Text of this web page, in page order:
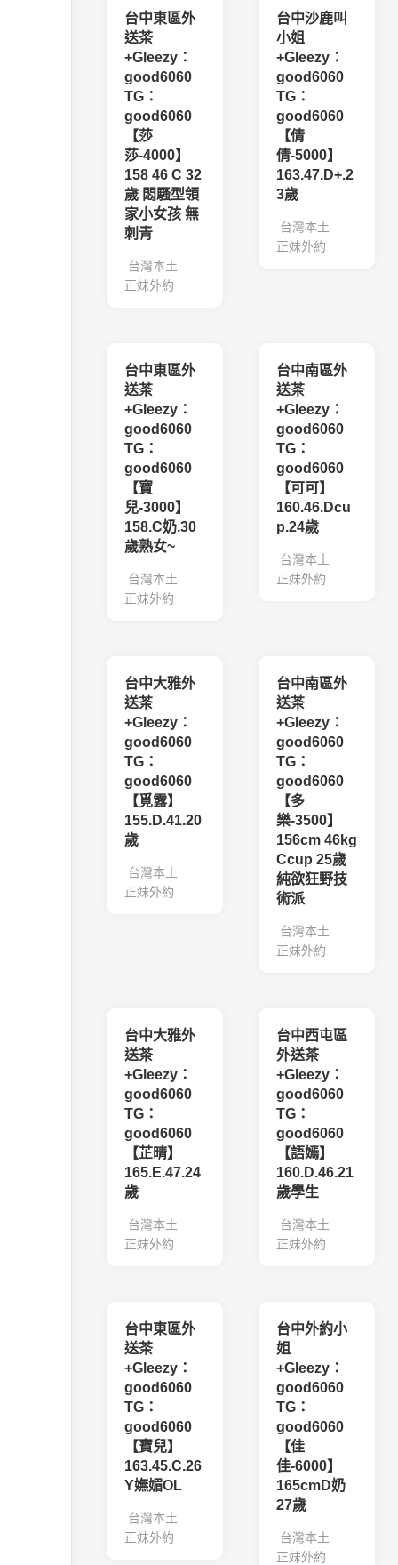
台中東區外
送茶
+Gleezy：
good6060
TG：
good6060
【莎
莎-4000】
158 46 C 32
歲 悶騷型領
家小女孩 無
刺青
台灣本土
正妹外約
台中沙鹿叫
小姐
+Gleezy：
good6060
TG：
good6060
【倩
倩-5000】
163.47.D+.2
3歲
台灣本土
正妹外約
台中東區外
送茶
+Gleezy：
good6060
TG：
good6060
【寶
兒-3000】
158.C奶.30
歲熟女~
台灣本土
正妹外約
台中南區外
送茶
+Gleezy：
good6060
TG：
good6060
【可可】
160.46.Dcu
p.24歲
台灣本土
正妹外約
台中大雅外
送茶
+Gleezy：
good6060
TG：
good6060
【覓露】
155.D.41.20
歲
台灣本土
正妹外約
台中南區外
送茶
+Gleezy：
good6060
TG：
good6060
【多
樂-3500】
156cm 46kg
Ccup 25歲
純欲狂野技
術派
台灣本土
正妹外約
台中大雅外
送茶
+Gleezy：
good6060
TG：
good6060
【芷晴】
165.E.47.24
歲
台灣本土
正妹外約
台中西屯區
外送茶
+Gleezy：
good6060
TG：
good6060
【語嫣】
160.D.46.21
歲學生
台灣本土
正妹外約
台中東區外
送茶
+Gleezy：
good6060
TG：
good6060
【寶兒】
163.45.C.26
Y嫵媚OL
台灣本土
正妹外約
台中外約小
姐
+Gleezy：
good6060
TG：
good6060
【佳
佳-6000】
165cmD奶
27歲
台灣本土
正妹外約